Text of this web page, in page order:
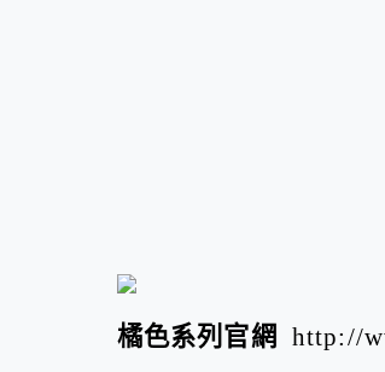
橘色系列官網 http://